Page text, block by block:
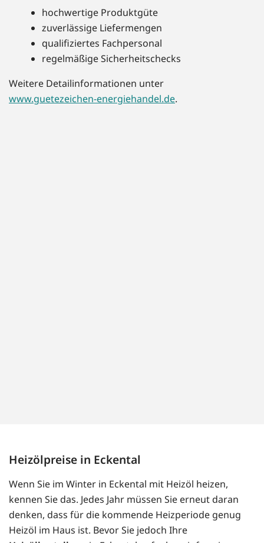
hochwertige Produktgüte
zuverlässige Liefermengen
qualifiziertes Fachpersonal
regelmäßige Sicherheitschecks
Weitere Detailinformationen unter
www.guetezeichen-energiehandel.de.
Heizölpreise in Eckental
Wenn Sie im Winter in Eckental mit Heizöl heizen,
kennen Sie das. Jedes Jahr müssen Sie erneut daran
denken, dass für die kommende Heizperiode genug
Heizöl im Haus ist. Bevor Sie jedoch Ihre